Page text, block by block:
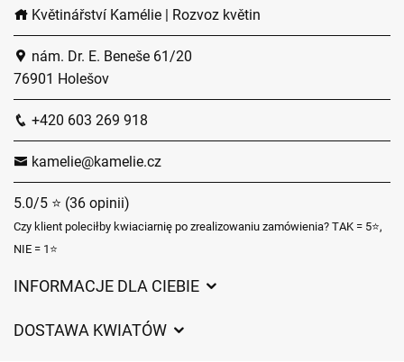
Květinářství Kamélie | Rozvoz květin
nám. Dr. E. Beneše 61/20
76901 Holešov
+420 603 269 918
kamelie@kamelie.cz
5.0/5 ⭐ (36 opinii)
Czy klient poleciłby kwiaciarnię po zrealizowaniu zamówienia? TAK = 5⭐,
NIE = 1⭐
INFORMACJE DLA CIEBIE
DOSTAWA KWIATÓW